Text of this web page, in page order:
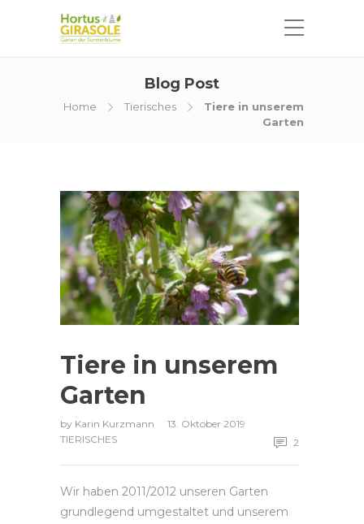
Blog Post
Home Tierisches
Tiere in unserem
Garten
Tiere in unserem
Garten
by Karin Kurzmann
13. Oktober 2019
TIERISCHES
2
Wir haben 2011/2012 unseren Garten
grundlegend umgestaltet und unserem